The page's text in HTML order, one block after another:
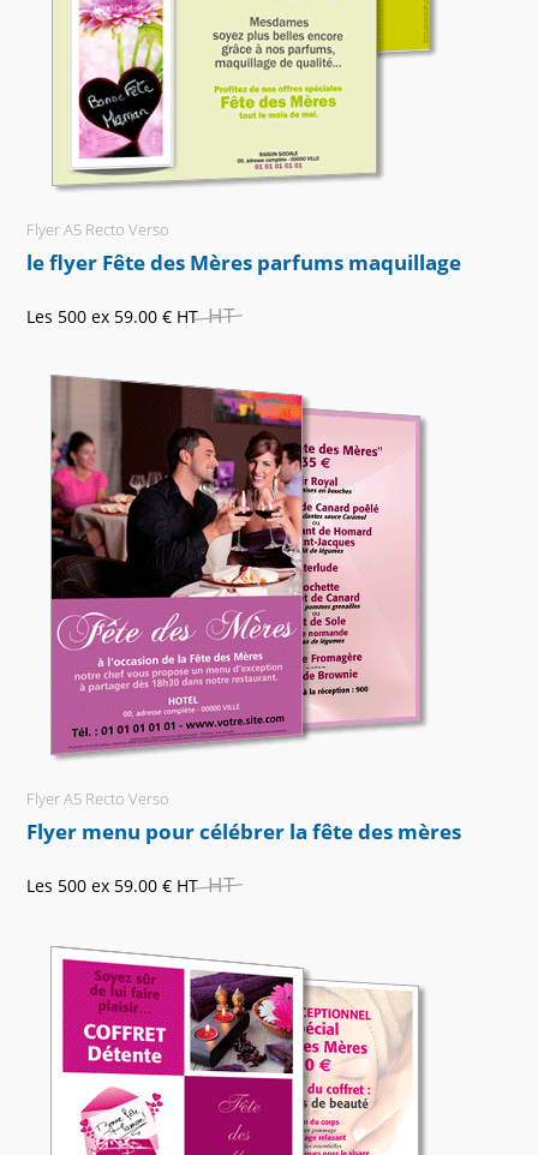
Flyer A5 Recto Verso
le flyer Fête des Mères parfums maquillage
Les 500 ex 59.00 € HT HT
Flyer A5 Recto Verso
Flyer menu pour célébrer la fête des mères
Les 500 ex 59.00 € HT HT